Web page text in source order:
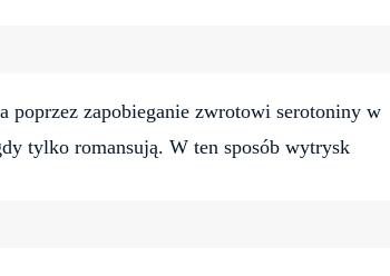
poprzez zapobieganie zwrotowi serotoniny w
tylko romansują. W ten sposób wytrysk